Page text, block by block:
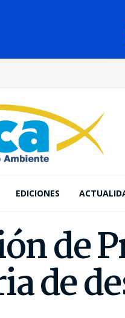
EDICIONES
de
de